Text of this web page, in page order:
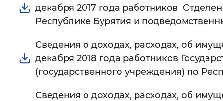
декабря 2017 года работников
Республике Бурятия и
Сведения о доходах, расходах, об
декабря 2018 года работников
(государственного учреждения) по
Сведения о доходах, расходах, об